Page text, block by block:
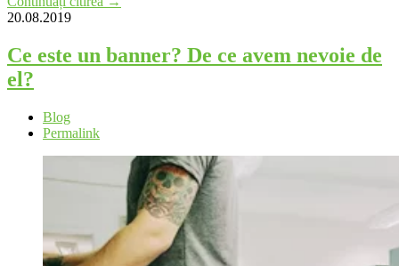
20.08.2019
Ce este un banner? De ce avem nevoie de
el?
Blog
Permalink